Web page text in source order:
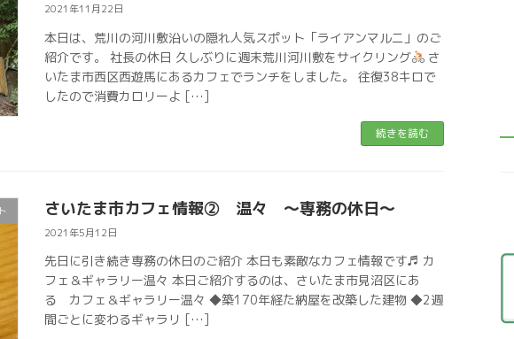
2021年11月22日
本日は、荒川の河川敷沿いの隠れ人気スポット「ライアンマルニ」のご
紹介です。 社長の休日 久しぶりに週末荒川河川敷をサイクリング
さ
いたま市西区西遊馬にあるカフェでランチをしました。 往復38キロで
したので消費カロリーよ […]
続きを読む
さいたま市カフェ情報➁ 温々 ～専務の休日～
2021年5月12日
先日に引き続き専務の休日のご紹介 本日も素敵なカフェ情報です♬ カ
フェ＆ギャラリー温々 本日ご紹介するのは、さいたま市見沼区にあ
る カフェ＆ギャラリー温々 ◆築170年経た納屋を改築した建物 ◆2週
間ごとに変わるギャラリ […]